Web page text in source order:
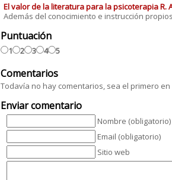
El valor de la literatura para la psicoterapia R.
Además del conocimiento e instrucción
Puntuación
1 2 3 4 5
Comentarios
Todavía no hay comentarios, sea el primero
Enviar comentario
Nombre (obligatorio)
Email (obligatorio)
Sitio web